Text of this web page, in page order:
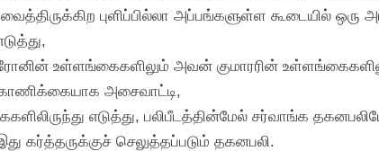
புளிப்பில்லா அப்பங்களுள்ள கூடையில்
உள்ளங்கைகளிலும் அவன் குமாரரின்
அசைவாட்டி,
எடுத்து, பலிபீடத்தின்மேல் சர்வாங்க
கர்த்தருக்குச் செலுத்தப்படும் தகனபலி.